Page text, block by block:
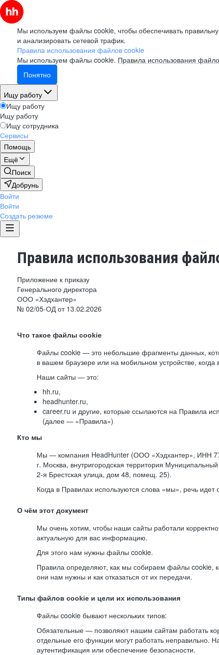
Мы используем файлы cookie, чтобы обеспечивать
и анализировать сетевой трафик.
Правила использования файлов cookie
Мы используем файлы cookie. Правила использования
Понятно
Ищу работу
Ищу работу
Ищу работу
Ищу сотрудника
Сервисы
Помощь
Ещё
Поиск
Добрунь
Войти
Войти
Создать резюме
Правила использования
Приложение к приказу
Генерального директора
ООО «Хэдхантер»
№ 02/05-ОД от 13.02.2026
Что такое файлы cookie
Файлы cookie — это небольшие фрагменты данных,
в вашем браузере или на мобильном устройстве,
Наши сайты — это:
hh.ru,
headhunter.ru,
career.ru и другие, которые ссылаются на Правила
(далее — «Правила»)
Кто мы
Мы — компания HeadHunter (ООО «Хэдхантер», ИНН
г. Москва, внутригородская территория Муниципальный
2-я Брестская улица, дом 48, помещ. 25).
Когда в Правилах используются слова «мы», речь
О чём этот документ
Мы очень хотим, чтобы наши сайты работали
актуальную для вас информацию.
Для этого нам нужны файлы cookie.
Правила определяют, как мы собираем файлы cookie,
они нам нужны и как отказаться от их передачи.
Типы файлов cookie и цели их использования
Файлы cookie бывают нескольких типов:
Обязательные — позволяют нашим сайтам работать
отдельные его функции могут работать неправильно.
аутентификация или обеспечение безопасности.